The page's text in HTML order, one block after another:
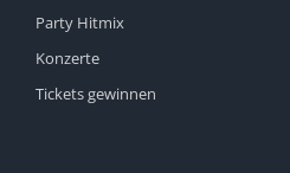
Party Hitmix
Konzerte
Tickets gewinnen